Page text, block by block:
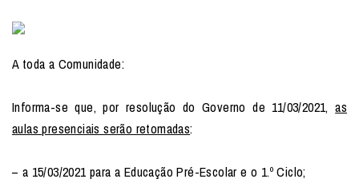
A toda a Comunidade:
Informa-se que, por resolução do Governo de 11/03/2021,as
aulas presenciais serão retomadas:
– a 15/03/2021 para a Educação Pré-Escolar e o 1.º Ciclo;